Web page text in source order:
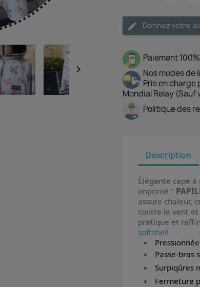

Donnez votre
Paiement
Nos modes de
Pris en charge
Mondial Relay (Sauf
Politique des
Description
Élégante cape
imprimé “
assure chaleur,
contre le vent et
pratique et
softshell
Passe-bras
Surpiqûres
Fermeture